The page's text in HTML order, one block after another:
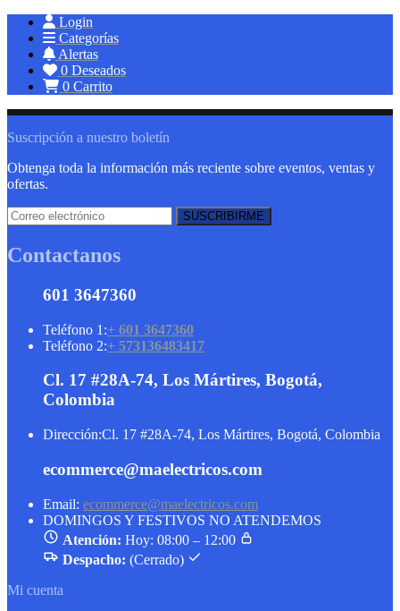
Login
Categorías
Alertas
0 Deseados
0 Carrito
Suscripción a nuestro boletín
Obtenga toda la información más reciente sobre eventos, ventas y
ofertas.
Contactanos
601 3647360
Teléfono 1:+ 601 3647360
Teléfono 2:+ 573136483417
Cl. 17 #28A-74, Los Mártires, Bogotá,
Colombia
Dirección:Cl. 17 #28A-74, Los Mártires, Bogotá, Colombia
ecommerce@maelectricos.com
Email: ecommerce@maelectricos.com
DOMINGOS Y FESTIVOS NO ATENDEMOS
Atención: Hoy: 08:00 – 12:00
Despacho: (Cerrado)
Mi cuenta